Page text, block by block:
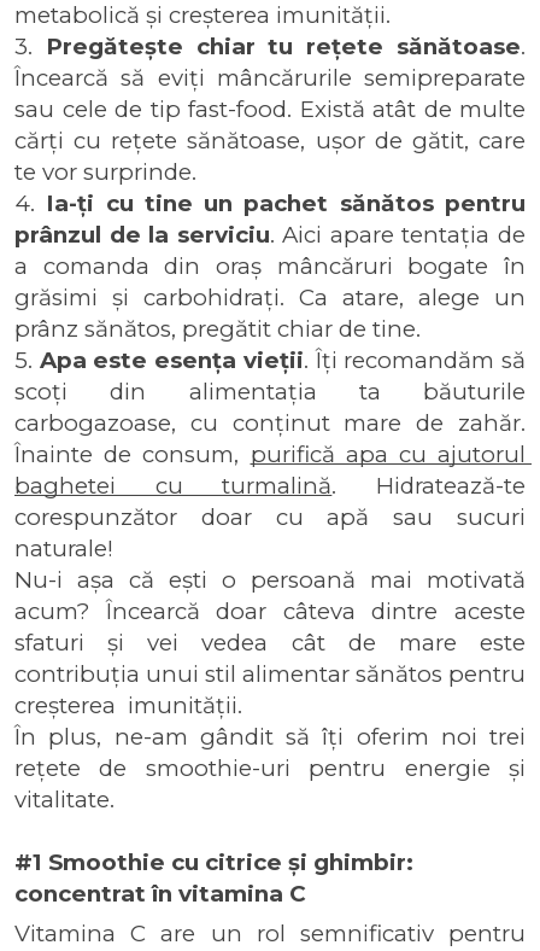
metabolică și creșterea imunității.
3. Pregătește chiar tu rețete sănătoase.
Încearcă să eviți mâncărurile semipreparate
sau cele de tip fast-food. Există atât de multe
cărți cu rețete sănătoase, ușor de gătit, care
te vor surprinde.
4. Ia-ți cu tine un pachet sănătos pentru
prânzul de la serviciu. Aici apare tentația de
a comanda din oraș mâncăruri bogate în
grăsimi și carbohidrați. Ca atare, alege un
prânz sănătos, pregătit chiar de tine.
5. Apa este esența vieții. Îți recomandăm să
scoți din alimentația ta băuturile
carbogazoase, cu conținut mare de zahăr.
Înainte de consum, purifică apa cu ajutorul
baghetei cu turmalină. Hidratează-te
corespunzător doar cu apă sau sucuri
naturale!
Nu-i așa că ești o persoană mai motivată
acum? Încearcă doar câteva dintre aceste
sfaturi și vei vedea cât de mare este
contribuția unui stil alimentar sănătos pentru
creșterea  imunității.
În plus, ne-am gândit să îți oferim noi trei
rețete de smoothie-uri pentru energie și
vitalitate.
#1 Smoothie cu citrice și ghimbir:
concentrat în vitamina C
Vitamina C are un rol semnificativ pentru